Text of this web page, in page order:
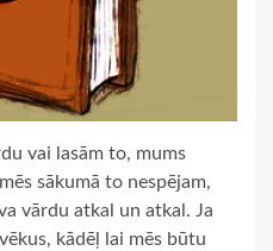
vai lasām to, mums
sākumā to nespējam,
vārdu atkal un atkal. Ja
kādēļ lai mēs būtu